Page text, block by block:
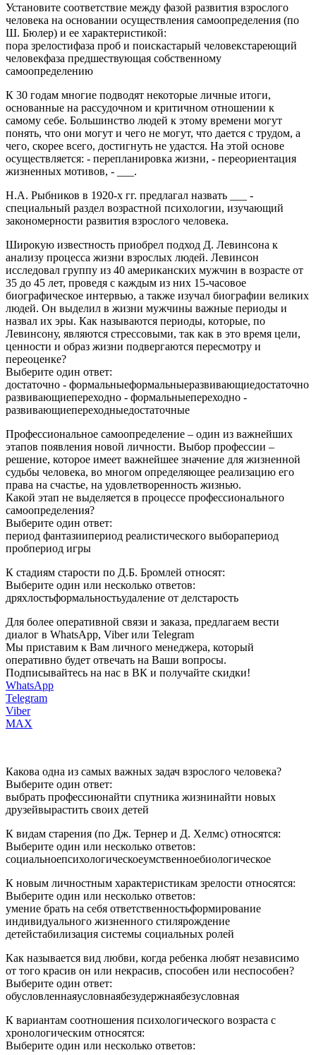
Установите соответствие между фазой развития взрослого
человека на основании осуществления самоопределения (по
Ш. Бюлер) и ее характеристикой:
пора зрелостифаза проб и поискастарый человекстареющий
человекфаза предшествующая собственному
самоопределению
К 30 годам многие подводят некоторые личные итоги,
основанные на рассудочном и критичном отношении к
самому себе. Большинство людей к этому времени могут
понять, что они могут и чего не могут, что дается с трудом, а
чего, скорее всего, достигнуть не удастся. На этой основе
осуществляется: - перепланировка жизни, - переориентация
жизненных мотивов, - ___.
Н.А. Рыбников в 1920-х гг. предлагал назвать ___ -
специальный раздел возрастной психологии, изучающий
закономерности развития взрослого человека.
Широкую известность приобрел подход Д. Левинсона к
анализу процесса жизни взрослых людей. Левинсон
исследовал группу из 40 американских мужчин в возрасте от
35 до 45 лет, проведя с каждым из них 15-часовое
биографическое интервью, а также изучал биографии великих
людей. Он выделил в жизни мужчины важные периоды и
назвал их эры. Как называются периоды, которые, по
Левинсону, являются стрессовыми, так как в это время цели,
ценности и образ жизни подвергаются пересмотру и
переоценке?
Выберите один ответ:
достаточно - формальныеформальныеразвивающиедостаточно
развивающиепереходно - формальныепереходно -
развивающиепереходныедостаточные
Профессиональное самоопределение – один из важнейших
этапов появления новой личности. Выбор профессии –
решение, которое имеет важнейшее значение для жизненной
судьбы человека, во многом определяющее реализацию его
права на счастье, на удовлетворенность жизнью.
Какой этап не выделяется в процессе профессионального
самоопределения?
Выберите один ответ:
период фантазиипериод реалистического выборапериод
пробпериод игры
К стадиям старости по Д.Б. Бромлей относят:
Выберите один или несколько ответов:
дряхлостьформальностьудаление от делстарость
Для более оперативной связи и заказа, предлагаем вести
диалог в WhatsApp, Viber или Telegram
Мы приставим к Вам личного менеджера, который
оперативно будет отвечать на Ваши вопросы.
Подписывайтесь на нас в ВК и получайте скидки!
WhatsApp
Telegram
Viber
MAX
Какова одна из самых важных задач взрослого человека?
Выберите один ответ:
выбрать профессиюнайти спутника жизнинайти новых
друзейвырастить своих детей
К видам старения (по Дж. Тернер и Д. Хелмс) относятся:
Выберите один или несколько ответов:
социальноепсихологическоеумственноебиологическое
К новым личностным характеристикам зрелости относятся:
Выберите один или несколько ответов:
умение брать на себя ответственностьформирование
индивидуального жизненного стилярождение
детейстабилизация системы социальных ролей
Как называется вид любви, когда ребенка любят независимо
от того красив он или некрасив, способен или неспособен?
Выберите один ответ:
обусловленнаяусловнаябезудержнаябезусловная
К вариантам соотношения психологического возраста с
хронологическим относятся:
Выберите один или несколько ответов: